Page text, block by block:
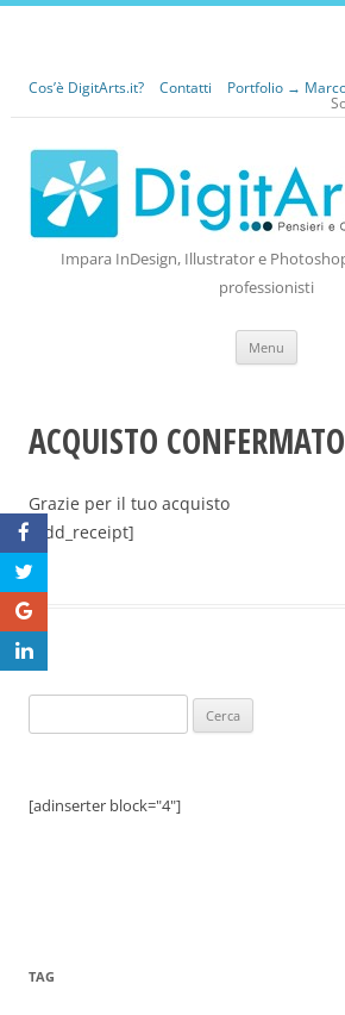
Cos’è DigitArts.it? Contatti
Portfolio →
Impara InDesign, Illustrator e
professionisti
Menu
ACQUISTO CONFERMATO
Grazie per il tuo acquisto
[edd_receipt]
per:
[adinserter block="4"]
TAG